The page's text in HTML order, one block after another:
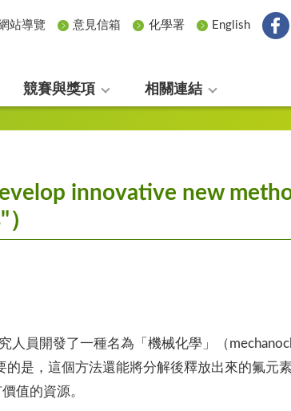
站導覽 意見信箱 化學署 English
競賽與獎項 相關連結
innovative new
人員開發了一種名為「機械化學」（
是，這個方法還能將分解後釋放出來的氟元
值的資源。